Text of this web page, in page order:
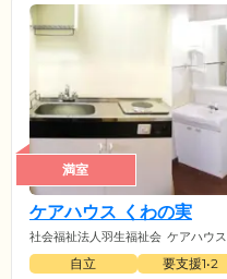
満室
ケアハウス くわの実
社会福祉法人羽生福祉会 ケアハウス
自立 要支援1•2